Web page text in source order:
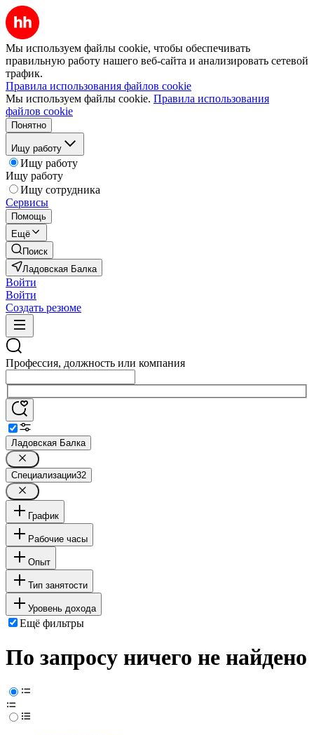
Мы используем файлы cookie, чтобы обеспечивать
правильную работу нашего веб-сайта и анализировать сетевой
трафик.
Правила использования файлов cookie
Мы используем файлы cookie. Правила использования
файлов cookie
Понятно
Ищу работу
Ищу работу
Ищу работу
Ищу сотрудника
Сервисы
Помощь
Ещё
Поиск
Ладовская Балка
Войти
Войти
Создать резюме
Профессия, должность или компания
Ладовская Балка
Специализации32
График
Рабочие часы
Опыт
Тип занятости
Уровень дохода
Ещё фильтры
По запросу ничего не найдено